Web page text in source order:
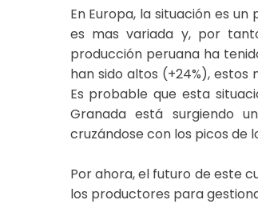
En Europa, la situación es
es mas variada y, por
producción peruana ha
han sido altos (+24%),
Es probable que esta
Granada está surgiendo
cruzándose con los picos de
Por ahora, el futuro de este
los productores para